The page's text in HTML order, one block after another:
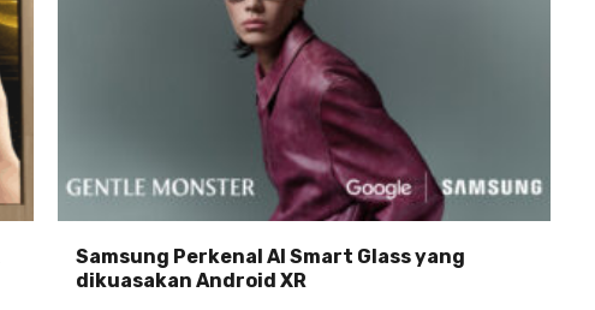
Samsung Perkenal AI Smart Glass yang
dikuasakan Android XR